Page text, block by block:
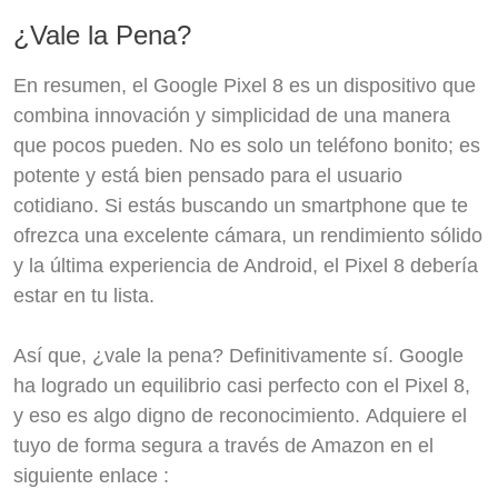
¿Vale la Pena?
En resumen, el Google Pixel 8 es un dispositivo que
combina innovación y simplicidad de una manera
que pocos pueden. No es solo un teléfono bonito; es
potente y está bien pensado para el usuario
cotidiano. Si estás buscando un smartphone que te
ofrezca una excelente cámara, un rendimiento sólido
y la última experiencia de Android, el Pixel 8 debería
estar en tu lista.
Así que, ¿vale la pena? Definitivamente sí. Google
ha logrado un equilibrio casi perfecto con el Pixel 8,
y eso es algo digno de reconocimiento. Adquiere el
tuyo de forma segura a través de Amazon en el
siguiente enlace :